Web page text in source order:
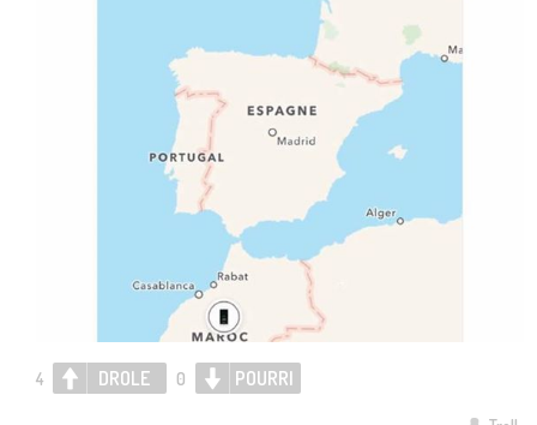
4 DROLE 0 POURRI